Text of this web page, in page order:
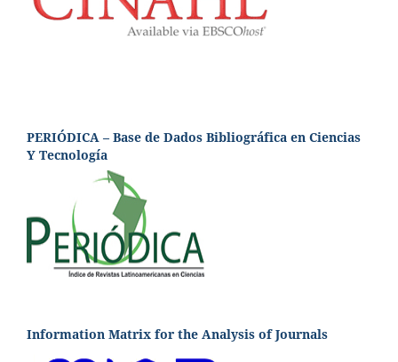
PERIÓDICA – Base de Dados Bibliográfica en Ciencias
Y Tecnología
Information Matrix for the Analysis of Journals